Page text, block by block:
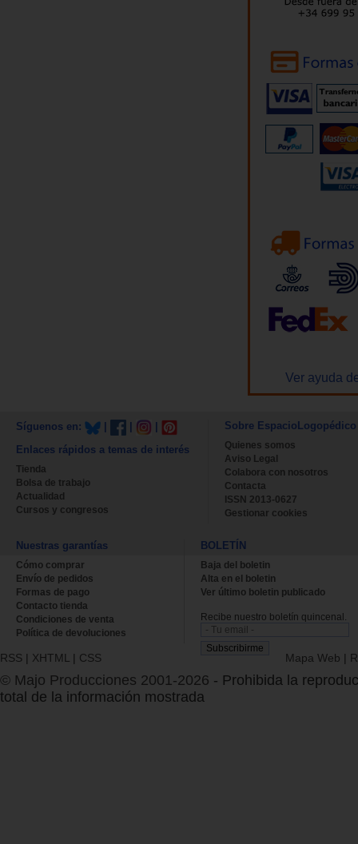
Ver ayuda
Síguenos en:
Enlaces rápidos a temas de interés
Tienda
Bolsa de trabajo
Actualidad
Cursos y congresos
Sobre EspacioLogopédico
Quienes somos
Aviso Legal
Colabora con nosotros
Contacta
ISSN 2013-0627
Gestionar cookies
Nuestras garantías
Cómo comprar
Envío de pedidos
Formas de pago
Contacto tienda
Condiciones de venta
Política de devoluciones
BOLETÍN
Baja del boletin
Alta en el boletin
Ver último boletin publicado
Recibe nuestro boletín quincenal.
RSS | XHTML | CSS Mapa Web |
© Majo Producciones 2001-2026 - Prohibida la
total de la información mostrada